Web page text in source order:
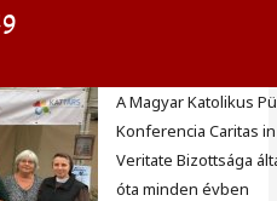
A Magyar Katolikus
Konferencia Caritas in
Veritate Bizottsága
óta minden évben